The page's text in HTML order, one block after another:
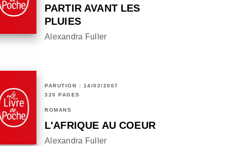
PARTIR AVANT LES
PLUIES
Alexandra Fuller
PARUTION : 14/02/2007
320 PAGES
ROMANS
L'AFRIQUE AU COEUR
Alexandra Fuller